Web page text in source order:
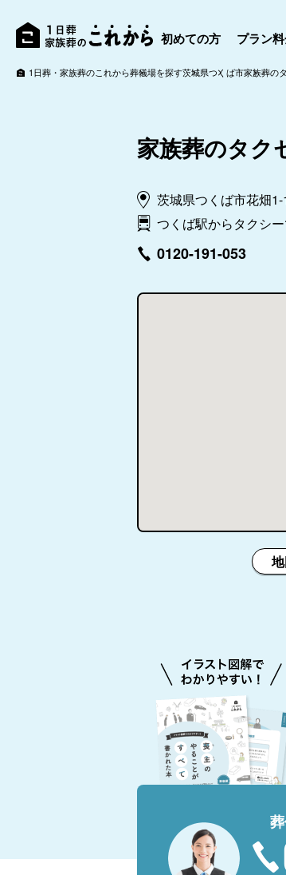
初めての方 プラン
1日葬・家族葬のこれから葬儀場を探す茨城県つくば市家族葬の
家族葬のタク
茨城県つくば市花畑1-
つくば駅からタクシ
0120-191-053